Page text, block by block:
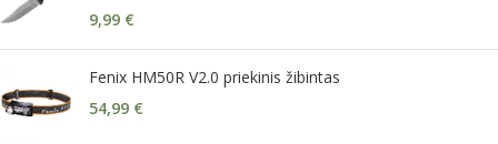
9,99 €
Fenix HM50R V2.0 priekinis žibintas
54,99 €